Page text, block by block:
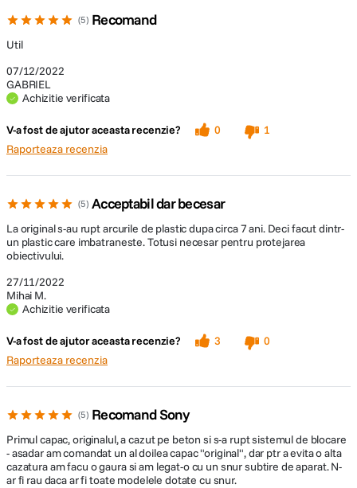
5 Recomand
07/12/2022
GABRIEL
Achizitie verificata
Util
V-a fost de ajutor aceasta recenzie? 0
1
Raporteaza recenzia
5 Acceptabil dar becesar
27/11/2022
Mihai M.
Achizitie verificata
La original s-au rupt arcurile de plastic dupa circa 7 ani. Deci facut dintr-
un plastic care imbatraneste. Totusi necesar pentru protejarea
obiectivului.
V-a fost de ajutor aceasta recenzie? 3
0
Raporteaza recenzia
5 Recomand Sony
Primul capac, originalul, a cazut pe beton si s-a rupt sistemul de blocare
- asadar am comandat un al doilea capac "original", dar ptr a evita o alta
cazatura am facu o gaura si am legat-o cu un snur subtire de aparat. N-
ar fi rau daca ar fi toate modelele dotate cu snur.